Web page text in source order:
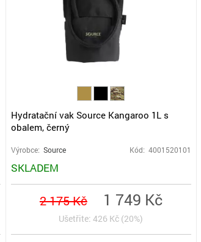
Hydratační vak Source Kangaroo 1L s
obalem, černý
Výrobce: Source Kód: 4001520101
SKLADEM
2 175 Kč 1 749 Kč
Ušetřite: 426 Kč (20%)